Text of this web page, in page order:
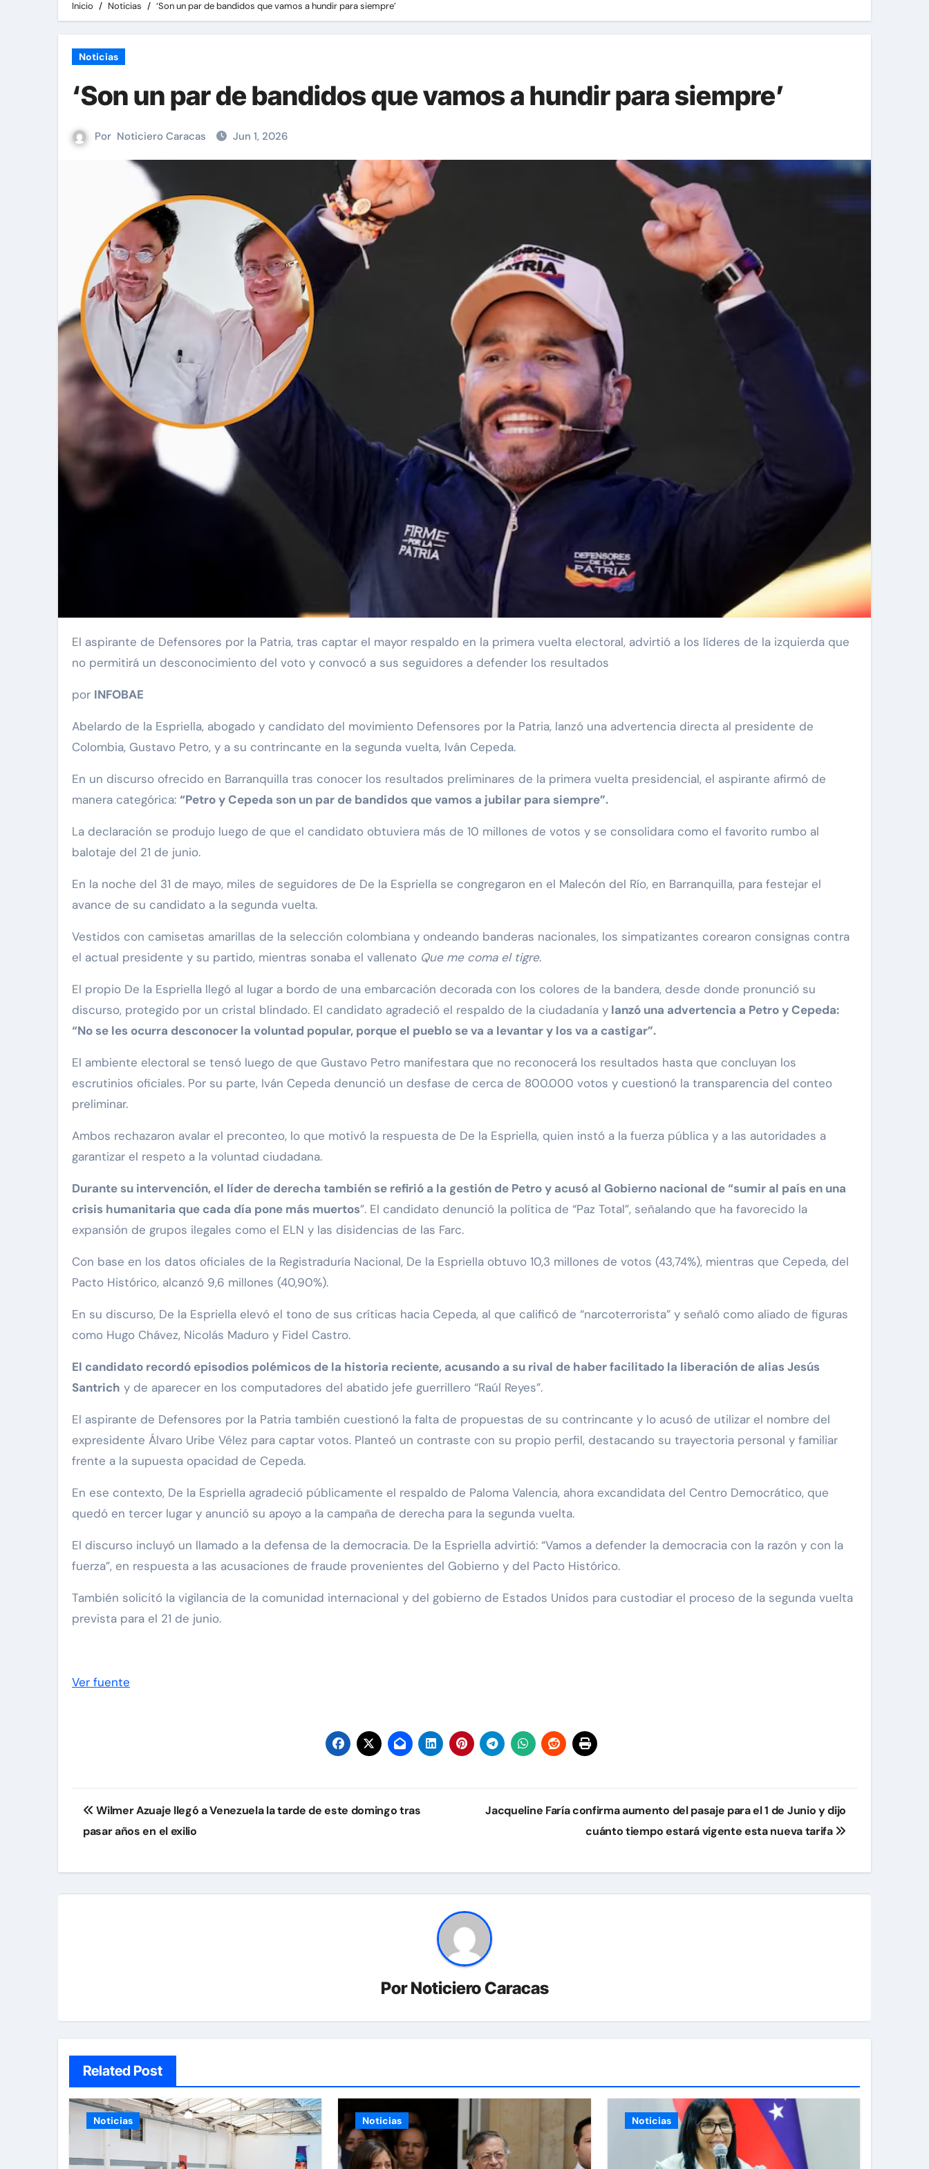
Inicio Noticias ‘Son un par de bandidos que vamos a hundir para siempre’
Noticias
‘Son un par de bandidos que vamos a hundir para siempre’
Por Noticiero Caracas Jun 1, 2026
El aspirante de Defensores por la Patria, tras captar el mayor respaldo en la primera vuelta electoral, advirtió a los líderes de la izquierda que
no permitirá un desconocimiento del voto y convocó a sus seguidores a defender los resultados
por INFOBAE
Abelardo de la Espriella, abogado y candidato del movimiento Defensores por la Patria, lanzó una advertencia directa al presidente de
Colombia, Gustavo Petro, y a su contrincante en la segunda vuelta, Iván Cepeda.
En un discurso ofrecido en Barranquilla tras conocer los resultados preliminares de la primera vuelta presidencial, el aspirante afirmó de
manera categórica: “Petro y Cepeda son un par de bandidos que vamos a jubilar para siempre”.
La declaración se produjo luego de que el candidato obtuviera más de 10 millones de votos y se consolidara como el favorito rumbo al
balotaje del 21 de junio.
En la noche del 31 de mayo, miles de seguidores de De la Espriella se congregaron en el Malecón del Río, en Barranquilla, para festejar el
avance de su candidato a la segunda vuelta.
Vestidos con camisetas amarillas de la selección colombiana y ondeando banderas nacionales, los simpatizantes corearon consignas contra
el actual presidente y su partido, mientras sonaba el vallenato Que me coma el tigre.
El propio De la Espriella llegó al lugar a bordo de una embarcación decorada con los colores de la bandera, desde donde pronunció su
discurso, protegido por un cristal blindado. El candidato agradeció el respaldo de la ciudadanía y lanzó una advertencia a Petro y Cepeda:
“No se les ocurra desconocer la voluntad popular, porque el pueblo se va a levantar y los va a castigar”.
El ambiente electoral se tensó luego de que Gustavo Petro manifestara que no reconocerá los resultados hasta que concluyan los
escrutinios oficiales. Por su parte, Iván Cepeda denunció un desfase de cerca de 800.000 votos y cuestionó la transparencia del conteo
preliminar.
Ambos rechazaron avalar el preconteo, lo que motivó la respuesta de De la Espriella, quien instó a la fuerza pública y a las autoridades a
garantizar el respeto a la voluntad ciudadana.
Durante su intervención, el líder de derecha también se refirió a la gestión de Petro y acusó al Gobierno nacional de “sumir al país en una
crisis humanitaria que cada día pone más muertos”. El candidato denunció la política de “Paz Total”, señalando que ha favorecido la
expansión de grupos ilegales como el ELN y las disidencias de las Farc.
Con base en los datos oficiales de la Registraduría Nacional, De la Espriella obtuvo 10,3 millones de votos (43,74%), mientras que Cepeda, del
Pacto Histórico, alcanzó 9,6 millones (40,90%).
En su discurso, De la Espriella elevó el tono de sus críticas hacia Cepeda, al que calificó de “narcoterrorista” y señaló como aliado de figuras
como Hugo Chávez, Nicolás Maduro y Fidel Castro.
El candidato recordó episodios polémicos de la historia reciente, acusando a su rival de haber facilitado la liberación de alias Jesús
Santrich y de aparecer en los computadores del abatido jefe guerrillero “Raúl Reyes”.
El aspirante de Defensores por la Patria también cuestionó la falta de propuestas de su contrincante y lo acusó de utilizar el nombre del
expresidente Álvaro Uribe Vélez para captar votos. Planteó un contraste con su propio perfil, destacando su trayectoria personal y familiar
frente a la supuesta opacidad de Cepeda.
En ese contexto, De la Espriella agradeció públicamente el respaldo de Paloma Valencia, ahora excandidata del Centro Democrático, que
quedó en tercer lugar y anunció su apoyo a la campaña de derecha para la segunda vuelta.
El discurso incluyó un llamado a la defensa de la democracia. De la Espriella advirtió: “Vamos a defender la democracia con la razón y con la
fuerza”, en respuesta a las acusaciones de fraude provenientes del Gobierno y del Pacto Histórico.
También solicitó la vigilancia de la comunidad internacional y del gobierno de Estados Unidos para custodiar el proceso de la segunda vuelta
prevista para el 21 de junio.
Ver fuente
Navegación
de
Wilmer Azuaje llegó a Venezuela la tarde de este domingo tras
pasar años en el exilio
Jacqueline Faría confirma aumento del pasaje para el 1 de Junio y dijo
cuánto tiempo estará vigente esta nueva tarifa
PorNoticiero Caracas
Related Post
Noticias Noticias Noticias